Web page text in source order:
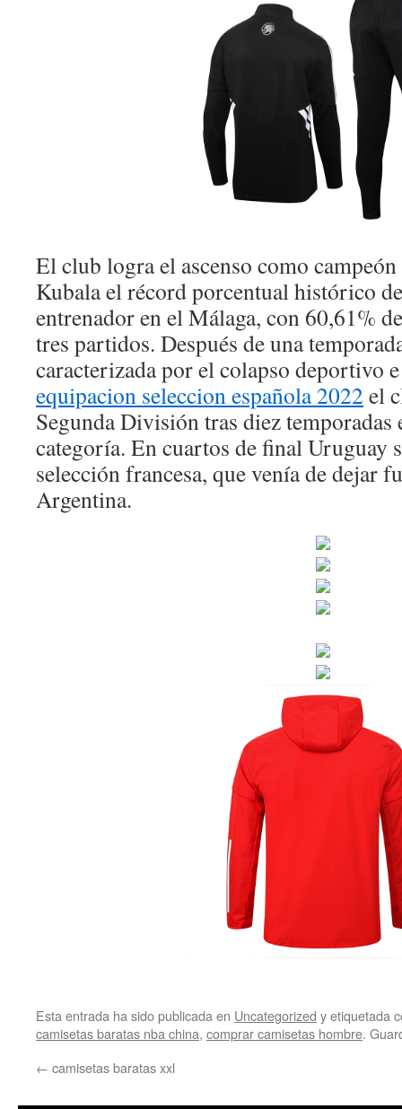
El club logra el ascenso como
Kubala el récord porcentual histórico
entrenador en el Málaga, con 60,61%
tres partidos. Después de una
caracterizada por el colapso deportivo
equipacion seleccion española 2022 el
Segunda División tras diez temporadas
categoría. En cuartos de final Uruguay
selección francesa, que venía de dejar
Argentina.
Esta entrada ha sido publicada en Uncategorized y etiquetada
camisetas baratas nba china, comprar camisetas hombre.
← camisetas baratas xxl